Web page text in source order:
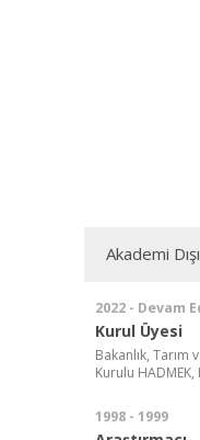
Akademi
2022 - Devam
Kurul Üyesi
Bakanlık, Tarım
Kurulu
1998 - 1999